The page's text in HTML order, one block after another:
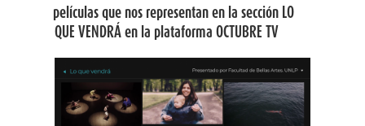
EL
películas que nos representan en la sección LO
QUE VENDRÁ en la plataforma OCTUBRE TV